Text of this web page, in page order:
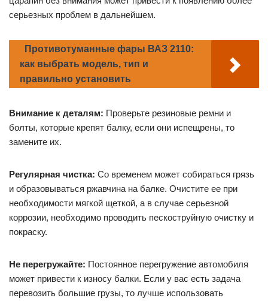
серьезных проблем в дальнейшем.
Противотуманные фары ВАЗ 2110:
как выбрать модель, тип и
правильно установить
Внимание к деталям: Проверьте резиновые ремни и
болты, которые крепят балку, если они испещрены, то
замените их.
Регулярная чистка: Со временем может собираться грязь
и образовываться ржавчина на балке. Очистите ее при
необходимости мягкой щеткой, а в случае серьезной
коррозии, необходимо проводить пескоструйную очистку и
покраску.
Не перегружайте: Постоянное перегружение автомобиля
может привести к износу балки. Если у вас есть задача
перевозить большие грузы, то лучше использовать